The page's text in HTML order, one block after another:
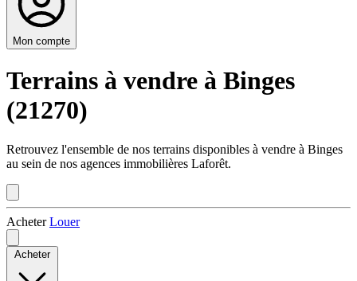
Mon compte
Terrains à vendre à Binges
(21270)
Retrouvez l'ensemble de nos terrains disponibles à vendre à Binges
au sein de nos agences immobilières Laforêt.
AcheterLouer
Acheter